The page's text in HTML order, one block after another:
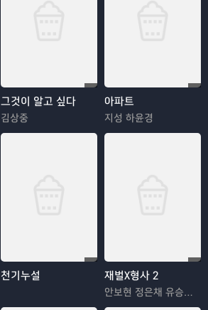
그것이 알고 싶다
김상중
아파트
지성 하윤경
천기누설 재벌X형사 2
안보현 정은채 유승호 김혜은